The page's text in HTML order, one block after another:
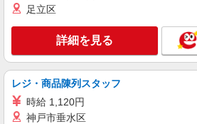
大阪府大阪市中央区
キープ
足立区
詳細を見る
レジ・商品陳列スタッフ
時給 1,120円
神戸市垂水区